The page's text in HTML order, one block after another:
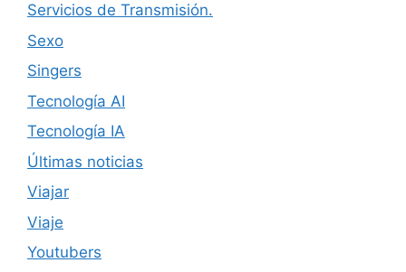
Servicios de Transmisión.
Sexo
Singers
Tecnología AI
Tecnología IA
Últimas noticias
Viajar
Viaje
Youtubers